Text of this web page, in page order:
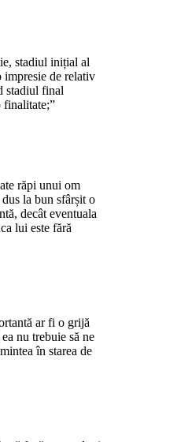
stadiul inițial al
impresie de relativ
stadiul final
finalitate;”
răpi unui om
la bun sfârșit o
decât eventuala
lui este fără
ar fi o grijă
nu trebuie să ne
în starea de